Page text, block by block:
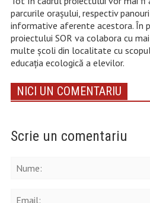
parcurile orașului, respectiv panouri
informative aferente acestora. În
proiectului SOR va colabora cu mai
multe școli din localitate cu
educația ecologică a elevilor.
NICI UN COMENTARIU
Scrie un comentariu